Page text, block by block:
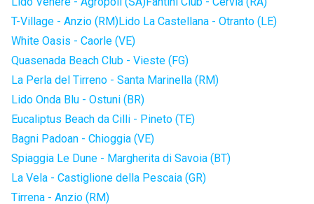
T-Village - Anzio (RM)Lido La Castellana - Otranto (LE)
White Oasis - Caorle (VE)
Quasenada Beach Club - Vieste (FG)
La Perla del Tirreno - Santa Marinella (RM)
Lido Onda Blu - Ostuni (BR)
Eucaliptus Beach da Cilli - Pineto (TE)
Bagni Padoan - Chioggia (VE)
Spiaggia Le Dune - Margherita di Savoia (BT)
La Vela - Castiglione della Pescaia (GR)
Tirrena - Anzio (RM)